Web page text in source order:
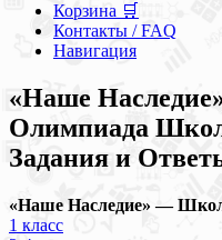
Корзина 🛒
Контакты / FAQ
Навигация
«Наше
Олимпиада
Задания и
«Наше Наследие» —
1 класс